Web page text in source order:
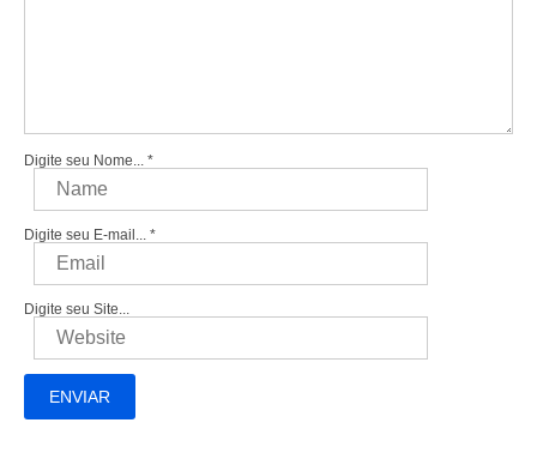
Digite seu Nome... *
Digite seu E-mail... *
Digite seu Site...